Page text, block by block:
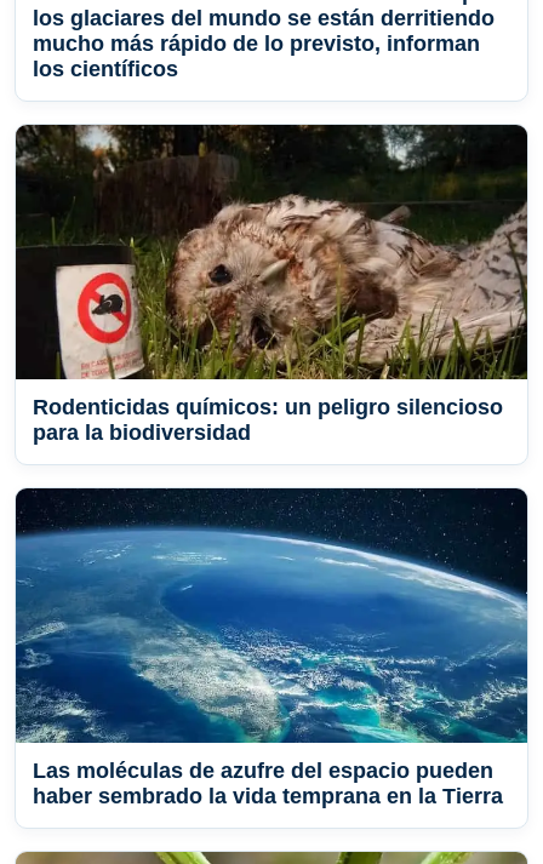
los glaciares del mundo se están derritiendo
mucho más rápido de lo previsto, informan
los científicos
Rodenticidas químicos: un peligro silencioso
para la biodiversidad
Las moléculas de azufre del espacio pueden
haber sembrado la vida temprana en la Tierra